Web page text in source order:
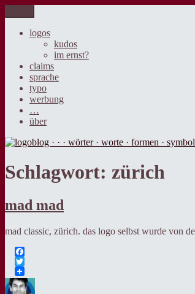
Inhalt
springen
logoblog · · · wörter · worte · formen · symbole ·
der blog über sprache, design und werbung.
logos
kudos
im ernst?
claims
sprache
typo
werbung
…
über
Schlagwort: zürich
mad mad
mad classic, zürich. das logo selbst wurde von
Facebook
Twitter